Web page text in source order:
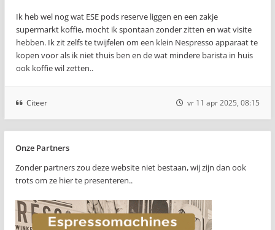
Ik heb wel nog wat ESE pods reserve liggen en een zakje
supermarkt koffie, mocht ik spontaan zonder zitten en wat visite
hebben. Ik zit zelfs te twijfelen om een klein Nespresso apparaat te
kopen voor als ik niet thuis ben en de wat mindere barista in huis
ook koffie wil zetten..
Citeer vr 11 apr 2025, 08:15
Onze Partners
Zonder partners zou deze website niet bestaan, wij zijn dan ook
trots om ze hier te presenteren..